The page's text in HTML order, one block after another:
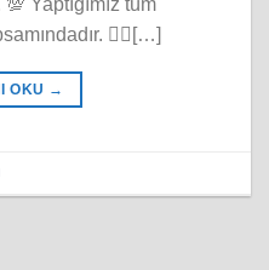
👷‍♂️[…]
OKU →